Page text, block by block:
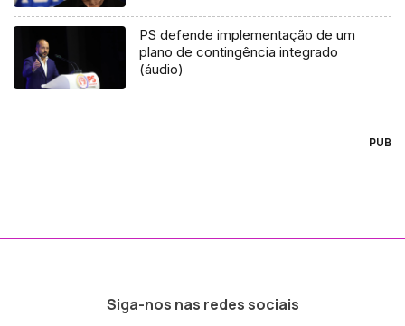
PS defende implementação de um
plano de contingência integrado
(áudio)
PUB
Siga-nos nas redes sociais